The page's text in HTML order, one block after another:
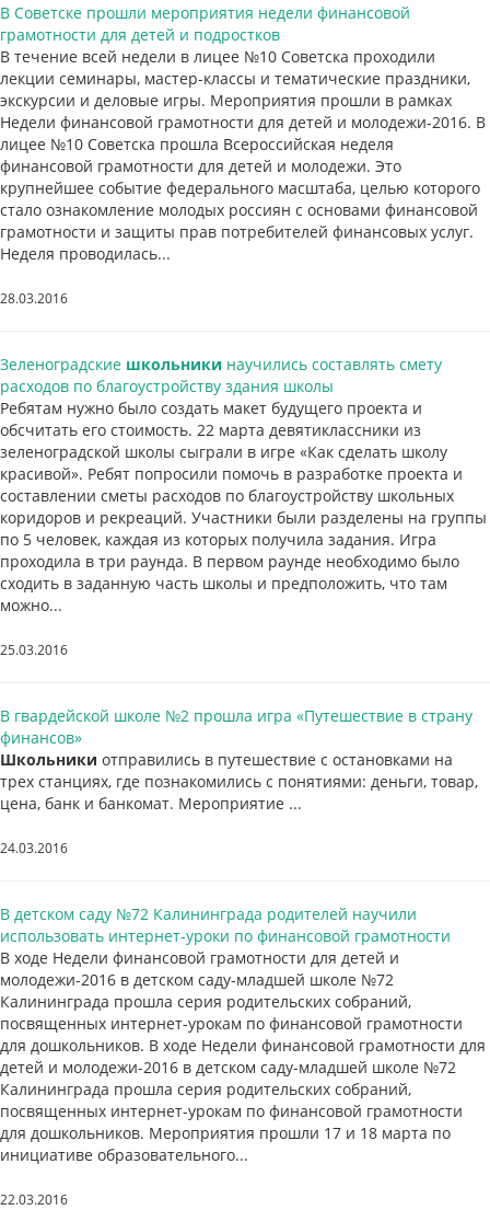
В Советске прошли мероприятия недели финансовой
грамотности для детей и подростков
В течение всей недели в лицее №10 Советска проходили
лекции семинары, мастер-классы и тематические праздники,
экскурсии и деловые игры. Мероприятия прошли в рамках
Недели финансовой грамотности для детей и молодежи-2016. В
лицее №10 Советска прошла Всероссийская неделя
финансовой грамотности для детей и молодежи. Это
крупнейшее событие федерального масштаба, целью которого
стало ознакомление молодых россиян с основами финансовой
грамотности и защиты прав потребителей финансовых услуг.
Неделя проводилась...
28.03.2016
Зеленоградские школьники научились составлять смету
расходов по благоустройству здания школы
Ребятам нужно было создать макет будущего проекта и
обсчитать его стоимость. 22 марта девятиклассники из
зеленоградской школы сыграли в игре «Как сделать школу
красивой». Ребят попросили помочь в разработке проекта и
составлении сметы расходов по благоустройству школьных
коридоров и рекреаций. Участники были разделены на группы
по 5 человек, каждая из которых получила задания. Игра
проходила в три раунда. В первом раунде необходимо было
сходить в заданную часть школы и предположить, что там
можно...
25.03.2016
В гвардейской школе №2 прошла игра «Путешествие в страну
финансов»
Школьники отправились в путешествие с остановками на
трех станциях, где познакомились с понятиями: деньги, товар,
цена, банк и банкомат. Мероприятие ...
24.03.2016
В детском саду №72 Калининграда родителей научили
использовать интернет-уроки по финансовой грамотности
В ходе Недели финансовой грамотности для детей и
молодежи-2016 в детском саду-младшей школе №72
Калининграда прошла серия родительских собраний,
посвященных интернет-урокам по финансовой грамотности
для дошкольников. В ходе Недели финансовой грамотности для
детей и молодежи-2016 в детском саду-младшей школе №72
Калининграда прошла серия родительских собраний,
посвященных интернет-урокам по финансовой грамотности
для дошкольников. Мероприятия прошли 17 и 18 марта по
инициативе образовательного...
22.03.2016